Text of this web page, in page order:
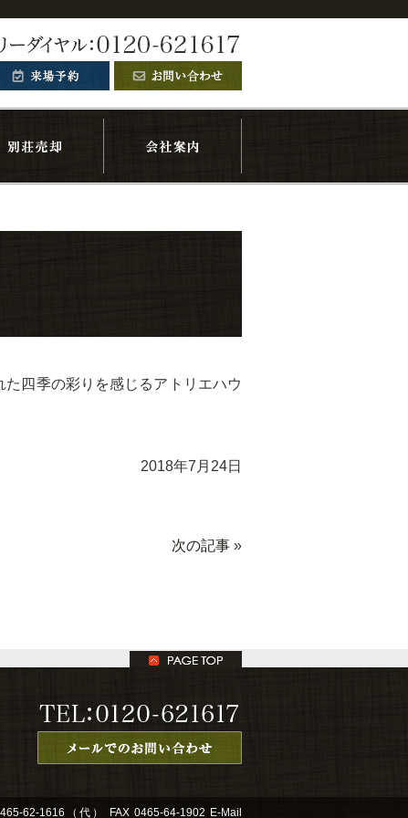
四季の彩りを感じるアトリエハウ
2018年7月24日
次の記事 »
62-1616 （代） FAX 0465-64-1902 E-Mail